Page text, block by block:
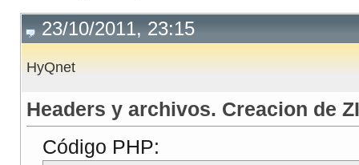
23/10/2011, 23:15
HyQnet
Headers y archivos. Creacion de
Código PHP: